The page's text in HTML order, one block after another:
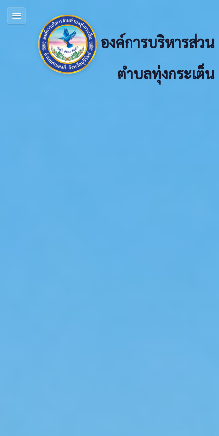
องค์การบริหารส่วน
ตำบลทุ่งกระเต็น